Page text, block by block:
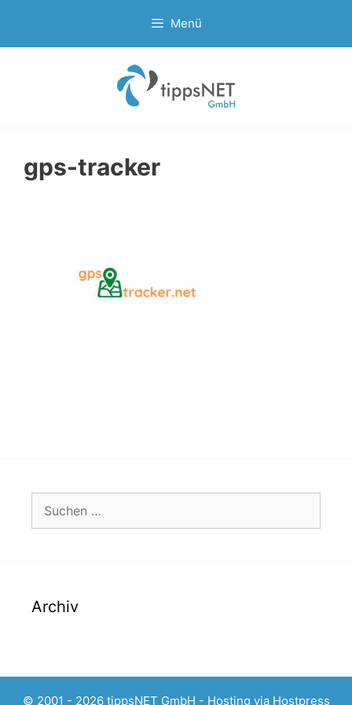
springen
Menü
gps-tracker
nach:
Archiv
© 2001 - 2026 tippsNET GmbH - Hosting via Hostpress